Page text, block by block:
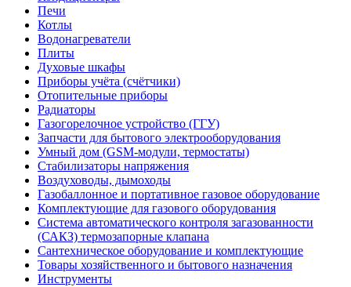
Печи
Котлы
Водонагреватели
Плиты
Духовые шкафы
Приборы учёта (счётчики)
Отопительные приборы
Радиаторы
Газогорелочное устройство (ГГУ)
Запчасти для бытового электрооборудования
Умный дом (GSM-модули, термостаты)
Cтабилизаторы напряжения
Воздуховоды, дымоходы
Газобаллонное и портативное газовое оборудование
Комплектующие для газового оборудования
Система автоматического контроля загазованности
(САКЗ) термозапорные клапана
Сантехническое оборудование и комплектующие
Товары хозяйственного и бытового назначения
Инструменты